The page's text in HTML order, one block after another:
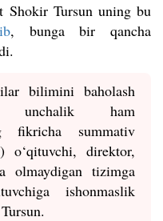
Shokir Tursun uning bu
, bunga bir qancha
bilimini baholash
unchalik ham
fikricha summativ
o‘qituvchi, direktor,
olmaydigan tizimga
ishonmaslik